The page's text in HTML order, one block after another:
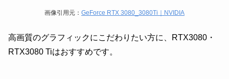
画像引用元： GeForce RTX 3080_3080Ti｜NVIDIA
高画質のグラフィックにこだわりたい方に、RTX3080・
RTX3080 Tiはおすすめです。